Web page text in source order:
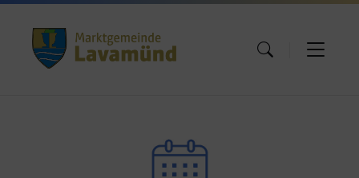
Skip
content
Skip
navigation
Skip
footer